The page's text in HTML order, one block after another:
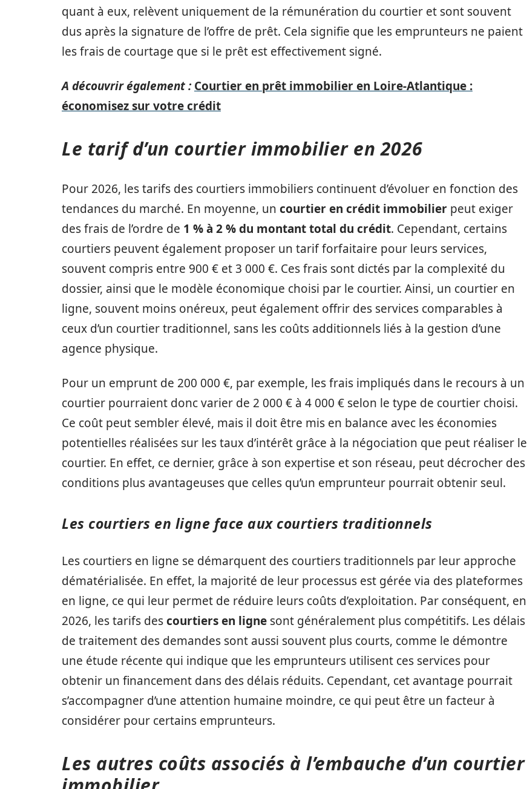
quant à eux, relèvent uniquement de la rémunération du courtier et sont souvent
dus après la signature de l’offre de prêt. Cela signifie que les emprunteurs ne paient
les frais de courtage que si le prêt est effectivement signé.
A découvrir également : Courtier en prêt immobilier en Loire-Atlantique :
économisez sur votre crédit
Le tarif d’un courtier immobilier en 2026
Pour 2026, les tarifs des courtiers immobiliers continuent d’évoluer en fonction des
tendances du marché. En moyenne, un courtier en crédit immobilier peut exiger
des frais de l’ordre de 1 % à 2 % du montant total du crédit. Cependant, certains
courtiers peuvent également proposer un tarif forfaitaire pour leurs services,
souvent compris entre 900 € et 3 000 €. Ces frais sont dictés par la complexité du
dossier, ainsi que le modèle économique choisi par le courtier. Ainsi, un courtier en
ligne, souvent moins onéreux, peut également offrir des services comparables à
ceux d’un courtier traditionnel, sans les coûts additionnels liés à la gestion d’une
agence physique.
Pour un emprunt de 200 000 €, par exemple, les frais impliqués dans le recours à un
courtier pourraient donc varier de 2 000 € à 4 000 € selon le type de courtier choisi.
Ce coût peut sembler élevé, mais il doit être mis en balance avec les économies
potentielles réalisées sur les taux d’intérêt grâce à la négociation que peut réaliser le
courtier. En effet, ce dernier, grâce à son expertise et son réseau, peut décrocher des
conditions plus avantageuses que celles qu’un emprunteur pourrait obtenir seul.
Les courtiers en ligne face aux courtiers traditionnels
Les courtiers en ligne se démarquent des courtiers traditionnels par leur approche
dématérialisée. En effet, la majorité de leur processus est gérée via des plateformes
en ligne, ce qui leur permet de réduire leurs coûts d’exploitation. Par conséquent, en
2026, les tarifs descourtiers en ligne sont généralement plus compétitifs. Les délais
de traitement des demandes sont aussi souvent plus courts, comme le démontre
une étude récente qui indique que les emprunteurs utilisent ces services pour
obtenir un financement dans des délais réduits. Cependant, cet avantage pourrait
s’accompagner d’une attention humaine moindre, ce qui peut être un facteur à
considérer pour certains emprunteurs.
Les autres coûts associés à l’embauche d’un courtier